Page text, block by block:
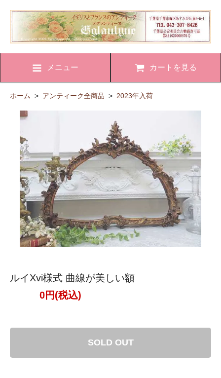
メニュー カートを見る
ホーム > アンティーク全商品 > 2023年入荷
ルイXvi様式 曲線が美しい額
0円(税込)
SOLD OUT